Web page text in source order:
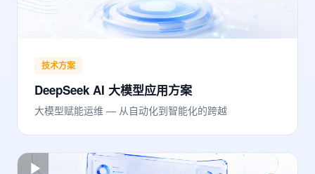
技术方案
DeepSeek AI 大模型应用方案
大模型赋能运维 — 从自动化到智能化的跨越